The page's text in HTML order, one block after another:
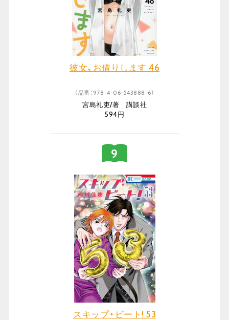
彼女、お借りします 46
（品番：978-4-06-543888-6）
宮島礼吏/著 講談社
594円
スキップ・ビート! 53